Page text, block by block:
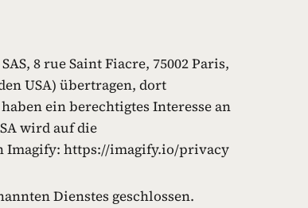
8 rue Saint Fiacre, 75002 Paris,
USA) übertragen, dort
ein berechtigtes Interesse an
wird auf die
Imagify: https://imagify.io/privacy
Dienstes geschlossen.